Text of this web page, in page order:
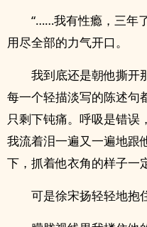
“……我有性瘾，三年
用尽全部的力气开口。
我到底还是朝他撕开
每一个轻描淡写的陈述句
只剩下钝痛。呼吸是错
我流着泪一遍又一遍地跟
下，抓着他衣角的样子一
可是徐宋扬轻轻地抱